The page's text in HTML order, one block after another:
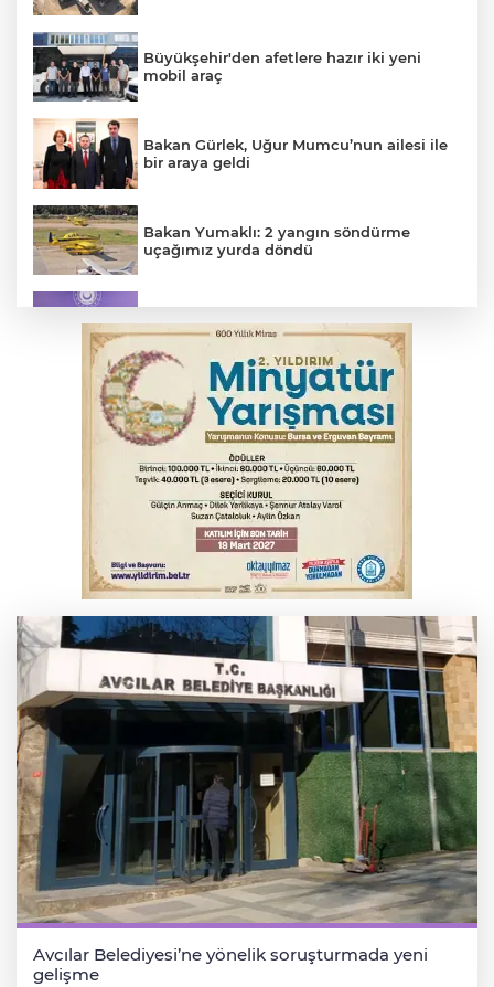
Büyükşehir'den afetlere hazır iki yeni
mobil araç
Bakan Gürlek, Uğur Mumcu’nun ailesi ile
bir araya geldi
Bakan Yumaklı: 2 yangın söndürme
uçağımız yurda döndü
milletimize hayırlı olsun
Osmangazi’de kaldırım işgaline geçit yok
YENİ Parti Genel Başkanı Özel'den
Çerçeve Yasa yorumu
BUÜ’nün laboratuvarları tam kapasite ile
sektörün hizmetinde
Avcılar Belediyesi’ne yönelik soruşturmada yeni
gelişme